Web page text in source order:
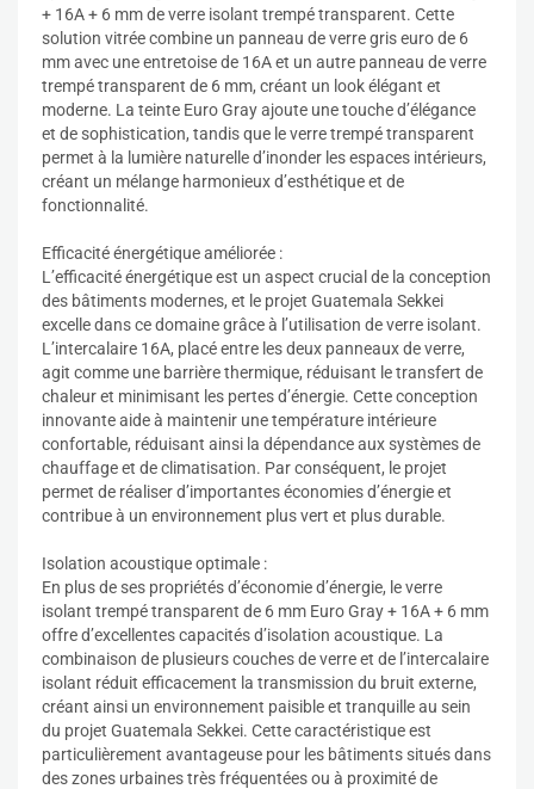
+ 16A + 6 mm de verre isolant trempé transparent. Cette
solution vitrée combine un panneau de verre gris euro de 6
mm avec une entretoise de 16A et un autre panneau de verre
trempé transparent de 6 mm, créant un look élégant et
moderne. La teinte Euro Gray ajoute une touche d’élégance
et de sophistication, tandis que le verre trempé transparent
permet à la lumière naturelle d’inonder les espaces intérieurs,
créant un mélange harmonieux d’esthétique et de
fonctionnalité.
Efficacité énergétique améliorée :
L’efficacité énergétique est un aspect crucial de la conception
des bâtiments modernes, et le projet Guatemala Sekkei
excelle dans ce domaine grâce à l’utilisation de verre isolant.
L’intercalaire 16A, placé entre les deux panneaux de verre,
agit comme une barrière thermique, réduisant le transfert de
chaleur et minimisant les pertes d’énergie. Cette conception
innovante aide à maintenir une température intérieure
confortable, réduisant ainsi la dépendance aux systèmes de
chauffage et de climatisation. Par conséquent, le projet
permet de réaliser d’importantes économies d’énergie et
contribue à un environnement plus vert et plus durable.
Isolation acoustique optimale :
En plus de ses propriétés d’économie d’énergie, le verre
isolant trempé transparent de 6 mm Euro Gray + 16A + 6 mm
offre d’excellentes capacités d’isolation acoustique. La
combinaison de plusieurs couches de verre et de l’intercalaire
isolant réduit efficacement la transmission du bruit externe,
créant ainsi un environnement paisible et tranquille au sein
du projet Guatemala Sekkei. Cette caractéristique est
particulièrement avantageuse pour les bâtiments situés dans
des zones urbaines très fréquentées ou à proximité de